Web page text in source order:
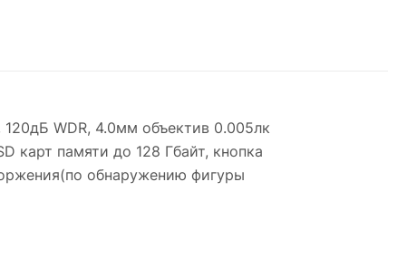
WDR, 4.0мм объектив 0.005лк
карт памяти до 128 Гбайт, кнопка
обнаружению фигуры